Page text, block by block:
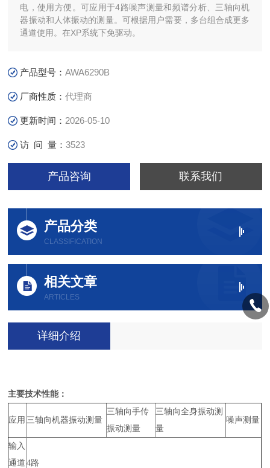
电，使用方便。可应用于4路噪声测量和频谱分析、三轴向机
器振动和人体振动的测量。可根据用户需要，多台组合成更多
通道使用。在XP系统下免驱动。
产品型号：AWA6290B
厂商性质：代理商
更新时间： 2026-05-10
访 问 量：3523
产品咨询 联系我们
产品分类
CLASSIFICATION
相关文章
ARTICLES
详细介绍
主要技术性能：
应用 三轴向机器振动测量
三轴向手传
振动测量
三轴向全身振动测
量
噪声测量
输入
通道 4路